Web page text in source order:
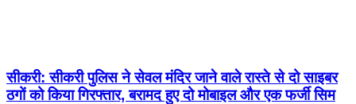
सीकरी: सीकरी पुलिस ने सेवल मंदिर जाने वाले रास्ते से दो साइबर
ठगों को किया गिरफ्तार, बरामद हुए दो मोबाइल और एक फर्जी सिम